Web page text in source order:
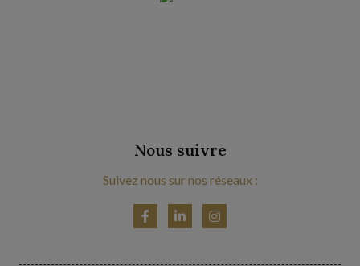
Nous suivre
Suivez nous sur nos réseaux :